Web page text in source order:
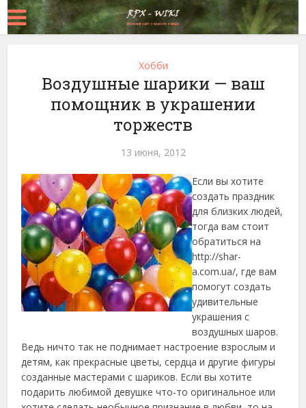
Хобби
Воздушные шарики — ваш
помощник в украшении
торжеств
13 июня, 2012
Если вы хотите
создать праздник
для близких людей,
тогда вам стоит
обратиться на
http://shar-
a.com.ua/, где вам
помогут создать
удивительные
украшения с
воздушных шаров.
Ведь ничто так не поднимает настроение взрослым и
детям, как прекрасные цветы, сердца и другие фигуры
созданные мастерами с шариков. Если вы хотите
подарить любимой девушке что-то оригинальное или